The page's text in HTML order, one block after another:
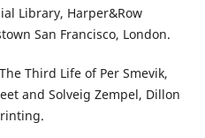
Library, Harper&Row
San Francisco, London.
Third Life of Per Smevik,
and Solveig Zempel, Dillon